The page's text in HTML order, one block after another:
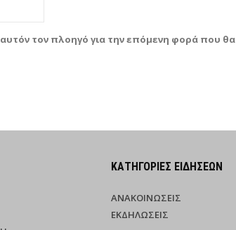
τον πλοηγό για την επόμενη φορά που θα
ΚΑΤΗΓΟΡΊΕΣ ΕΙΔΉΣΕΩΝ
ΑΝΑΚΟΙΝΏΣΕΙΣ
ΕΚΔΗΛΏΣΕΙΣ